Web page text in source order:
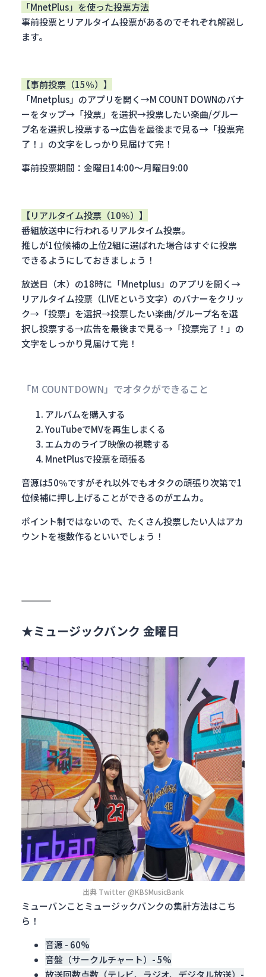
「MnetPlus」を使った投票方法
事前投票とリアルタイム投票があるのでそれぞれ解説し
ます。
【事前投票（15％）】
「Mnetplus」のアプリを開く→M COUNT DOWNのバナ
ーをタップ→「投票」を選択→投票したい楽曲/グルー
プ名を選択し投票する→広告を最後まで見る→「投票完
了！」の文字をしっかり見届けて完！
事前投票期間：金曜日14:00〜月曜日9:00
【リアルタイム投票（10％）】
番組放送中に行われるリアルタイム投票。
推しが1位候補の上位2組に選ばれた場合はすぐに投票
できるようにしておきましょう！
放送日（木）の18時に「Mnetplus」のアプリを開く→
リアルタイム投票（LIVEという文字）のバナーをクリッ
ク→「投票」を選択→投票したい楽曲/グループ名を選
択し投票する→広告を最後まで見る→「投票完了！」の
文字をしっかり見届けて完！
「M COUNTDOWN」でオタクができること
アルバムを購入する
YouTubeでMVを再生しまくる
エムカのライブ映像の視聴する
MnetPlusで投票を頑張る
音源は50％ですがそれ以外でもオタクの頑張り次第で1
位候補に押し上げることができるのがエムカ。
ポイント制ではないので、たくさん投票したい人はアカ
ウントを複数作るといいでしょう！
★ミュージックバンク 金曜日
出典 Twitter @KBSMusicBank
ミューバンことミュージックバンクの集計方法はこち
ら！
音源 - 60%
音盤（サークルチャート）- 5%
放送回数点数（テレビ、ラジオ、デジタル放送）-